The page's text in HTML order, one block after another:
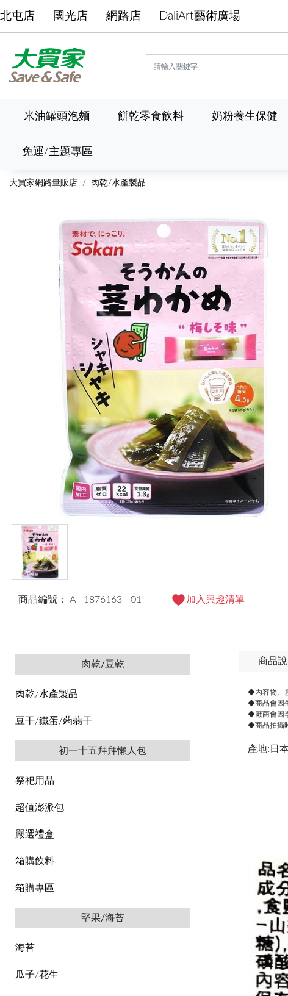
北屯店 國光店 網路店 DaliArt藝術廣場
米油罐頭泡麵 餅乾零食飲料 奶粉養生保健
免運/主題專區
大買家網路量販店 肉乾/水產製品
商品編號： A - 1876163 - 01 加入興趣清單
肉乾/豆乾
肉乾/水產製品
豆干/鐵蛋/蒟蒻干
初一十五拜拜懶人包
祭祀用品
超值澎派包
嚴選禮盒
箱購飲料
箱購專區
堅果/海苔
海苔
瓜子/花生
商品
◆內容物、
◆商品會因
◆廠商會因
◆商品拍攝
產地:日